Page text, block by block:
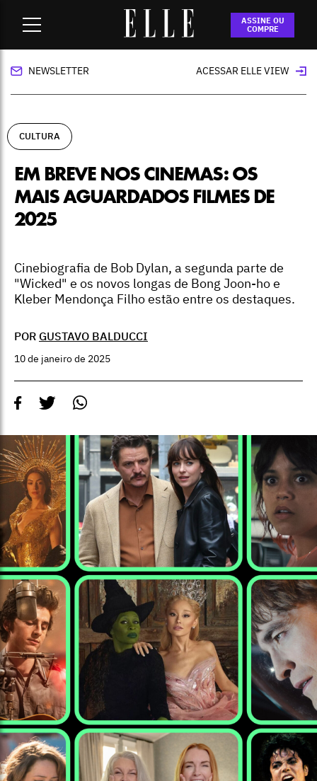
ASSINE OU
COMPRE
Em breve nos cinemas: os mais aguardados
filmes de 2025
NEWSLETTER ACESSAR ELLE VIEW
CULTURA
EM BREVE NOS CINEMAS: OS
MAIS AGUARDADOS FILMES DE
2025
Cinebiografia de Bob Dylan, a segunda parte de
"Wicked" e os novos longas de Bong Joon-ho e
Kleber Mendonça Filho estão entre os destaques.
POR GUSTAVO BALDUCCI
10 de janeiro de 2025